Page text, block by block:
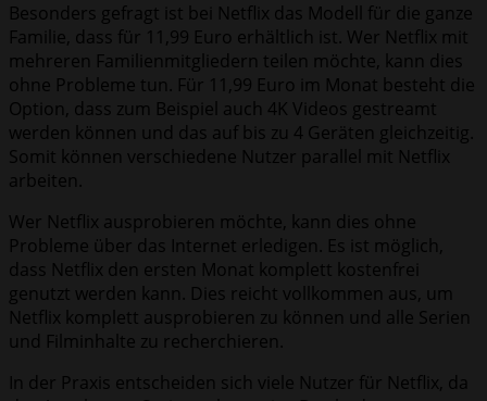
Besonders gefragt ist bei Netflix das Modell für die ganze
Familie, dass für 11,99 Euro erhältlich ist. Wer Netflix mit
mehreren Familienmitgliedern teilen möchte, kann dies
ohne Probleme tun. Für 11,99 Euro im Monat besteht die
Option, dass zum Beispiel auch 4K Videos gestreamt
werden können und das auf bis zu 4 Geräten gleichzeitig.
Somit können verschiedene Nutzer parallel mit Netflix
arbeiten.
Wer Netflix ausprobieren möchte, kann dies ohne
Probleme über das Internet erledigen. Es ist möglich,
dass Netflix den ersten Monat komplett kostenfrei
genutzt werden kann. Dies reicht vollkommen aus, um
Netflix komplett ausprobieren zu können und alle Serien
und Filminhalte zu recherchieren.
In der Praxis entscheiden sich viele Nutzer für Netflix, da